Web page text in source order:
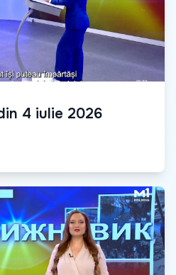
4 iulie 2026